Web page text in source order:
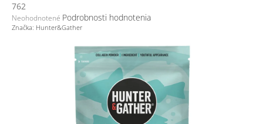
762
Priemerné
hodnotenie
Neohodnotené Podrobnosti hodnotenia
Značka: Hunter&Gather